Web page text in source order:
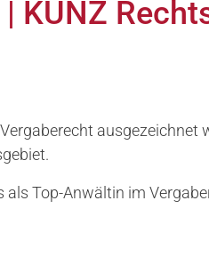
KUNZ
ausgezeichnet
als Top-Anwältin im